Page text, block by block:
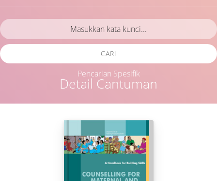
Detail Cantuman
CARI
Pencarian Spesifik